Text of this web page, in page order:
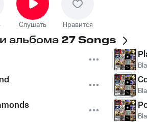
Слушать Нравится
альбома 27 Songs